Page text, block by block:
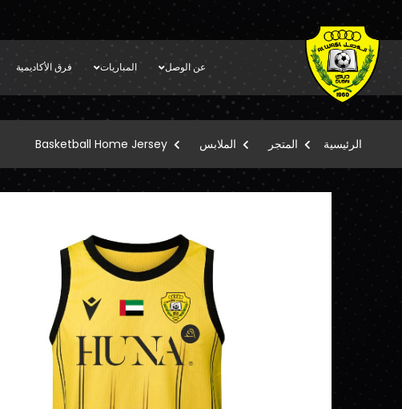
عن الوصل المباريات فرق الأكاديمية
الرئيسية المتجر الملابس Basketball Home Jersey